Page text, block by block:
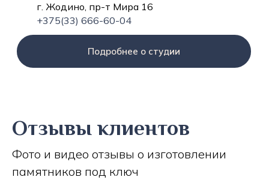
г. Жодино, пр-т Мира 16
+375(33) 666-60-04
Подробнее о студии
Отзывы клиентов
Фото и видео отзывы о изготовлении
памятников под ключ